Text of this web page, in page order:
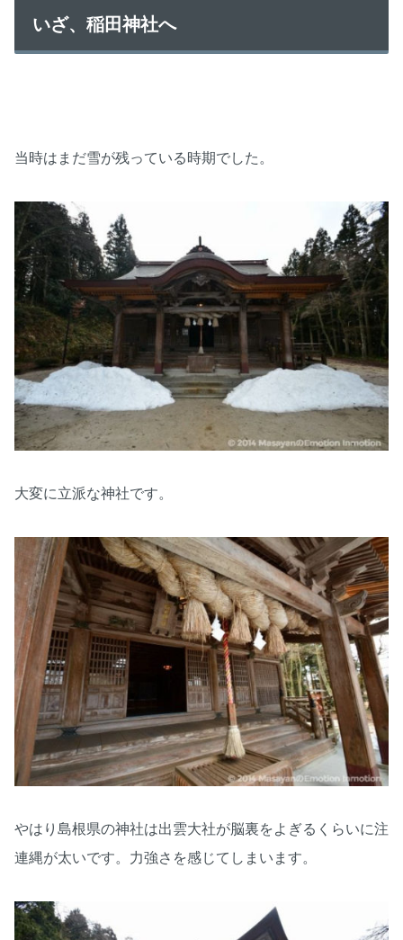
いざ、稲田神社へ
当時はまだ雪が残っている時期でした。
大変に立派な神社です。
やはり島根県の神社は出雲大社が脳裏をよぎるくらいに注
連縄が太いです。力強さを感じてしまいます。